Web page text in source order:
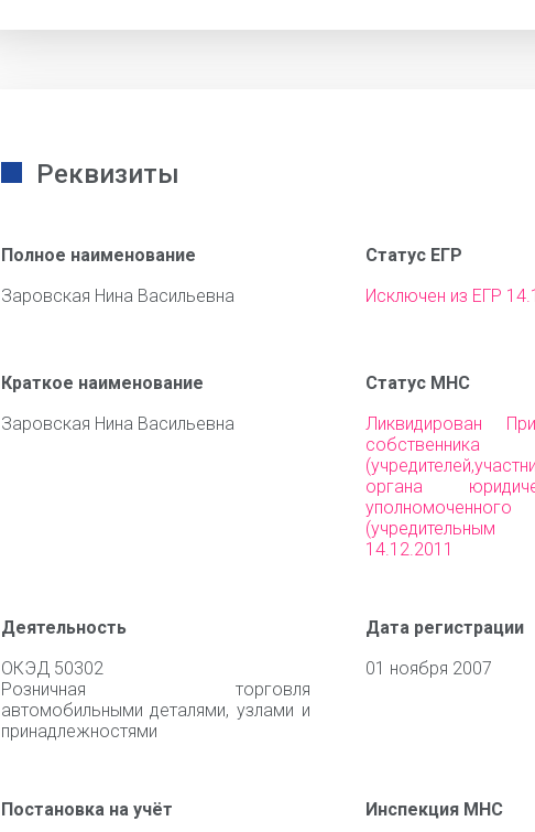
Реквизиты
Полное наименование
Заровская Нина Васильевна
Статус ЕГР
Исключен из ЕГР
Краткое наименование
Заровская Нина Васильевна
Статус МНС
Ликвидирован
органа
14.12.2011
Деятельность
ОКЭД 50302
Розничная торговля
автомобильными деталями, узлами и
принадлежностями
Дата регистрации
01 ноября 2007
Постановка на учёт
Инспекция МНС